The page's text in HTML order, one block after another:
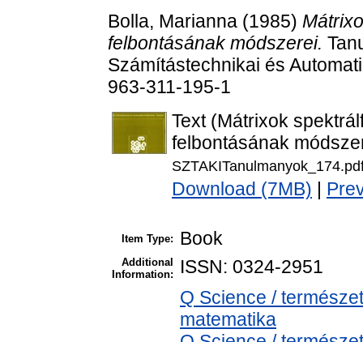
Bolla, Marianna (1985)
felbontásának módszerei.
Számítástechnikai és
963-311-195-1
Text (Mátrixok
felbontásának
Download (7MB)
Item Type: Book
Additional
Information:
ISSN: 0324-2951
Q Science /
matematika